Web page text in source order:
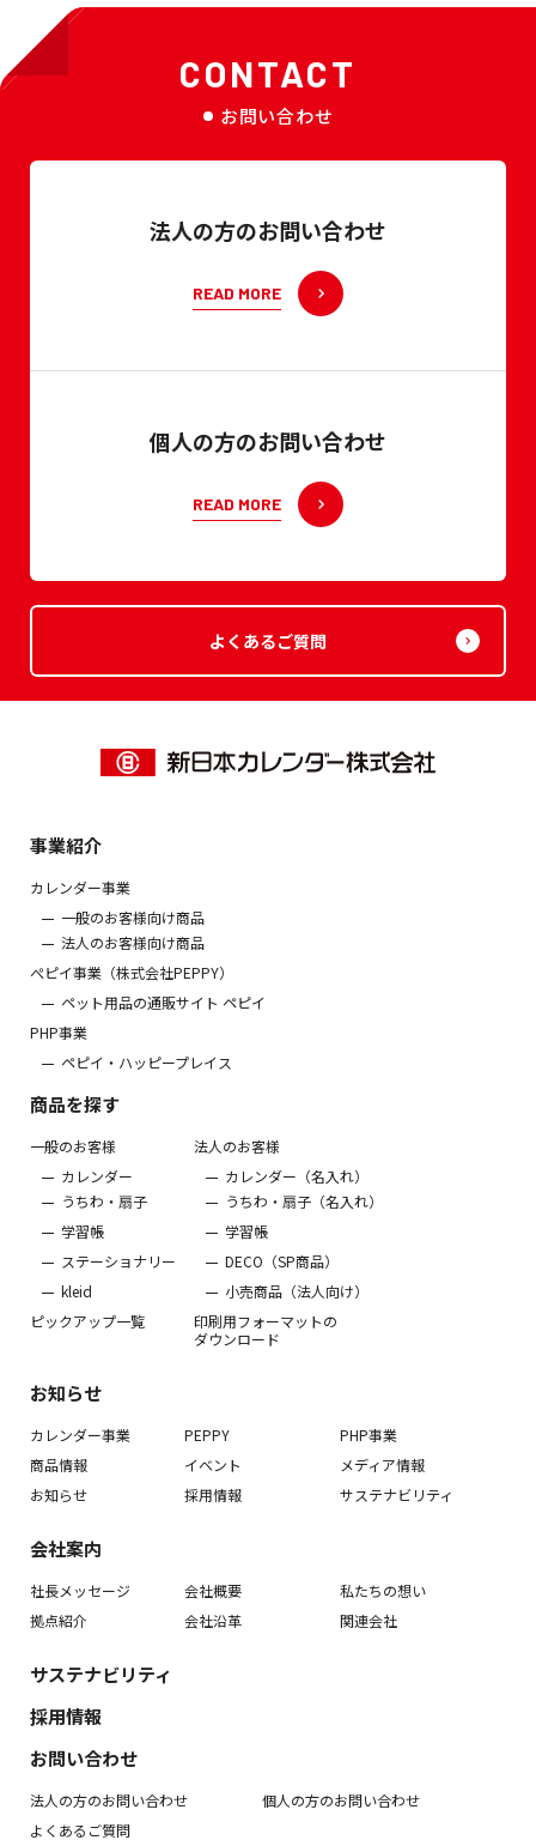
CONTACT
お問い合わせ
法人の方のお問い合わせ
READ MORE
個人の方のお問い合わせ
READ MORE
よくあるご質問
事業紹介
カレンダー事業
一般のお客様向け商品
法人のお客様向け商品
ぺピイ事業（株式会社PEPPY）
ペット用品の通販サイト ペピイ
PHP事業
ペピイ・ハッピープレイス
商品を探す
一般のお客様
カレンダー
うちわ・扇子
学習帳
ステーショナリー
kleid
ピックアップ一覧
法人のお客様
カレンダー（名入れ）
うちわ・扇子（名入れ）
学習帳
DECO（SP商品）
小売商品（法人向け）
印刷用フォーマットの
ダウンロード
お知らせ
カレンダー事業 PEPPY
PHP事業
商品情報
イベント
メディア情報
お知らせ
採用情報 サステナビリティ
会社案内
社長メッセージ 会社概要
私たちの想い
拠点紹介
会社沿革 関連会社
サステナビリティ
採用情報
お問い合わせ
法人の方のお問い合わせ
個人の方のお問い合わせ
よくあるご質問